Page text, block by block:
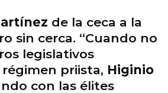
de la ceca a la
sin cerca. “Cuando no
legislativos
priista, Higinio
con las élites